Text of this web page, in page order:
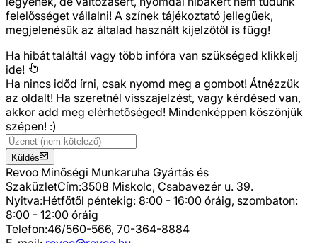
felelősséget vállalni! A színek tájékoztató jellegűek,
megjelenésük az általad használt kijelzőtől is függ!
Ha hibát találtál vagy több infóra van szükséged klikkelj
ide!
Ha nincs időd írni, csak nyomd meg a gombot! Átnézzük
az oldalt! Ha szeretnél visszajelzést, vagy kérdésed van,
akkor add meg elérhetőséged! Mindenképpen köszönjük
szépen! :)
Küldés
Revoo Minőségi Munkaruha Gyártás és
SzaküzletCím:3508 Miskolc, Csabavezér u. 39.
Nyitva:Hétfőtől péntekig: 8:00 - 16:00 óráig, szombaton:
8:00 - 12:00 óráig
Telefon:46/560-566, 70-364-8884